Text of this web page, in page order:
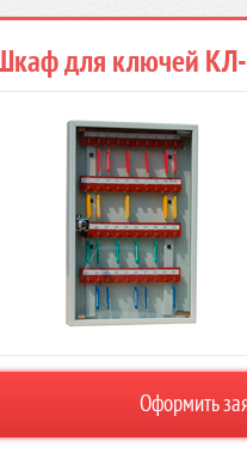
для ключей
Оформить